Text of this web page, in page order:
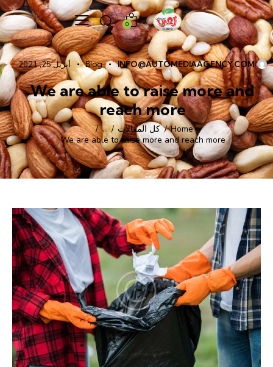
0
INFO@AUTOMEDIAAGENCY.COM
Blog أبريل 25, 2021
We are able to raise more and
reach more
Home كل المقالات
...
We are able to raise more and reach more